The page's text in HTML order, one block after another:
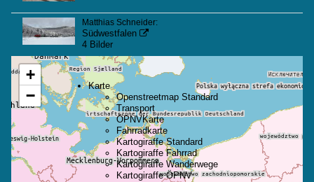
Matthias Schneider:
Südwestfalen 
4 Bilder
Karte
Openstreetmap Standard
Transport
ÖPNVKarte
Fahrradkarte
Kartogiraffe Standard
Kartogiraffe Fahrrad
Kartogiraffe Wanderwege
Kartogiraffe ÖPNV
+
−